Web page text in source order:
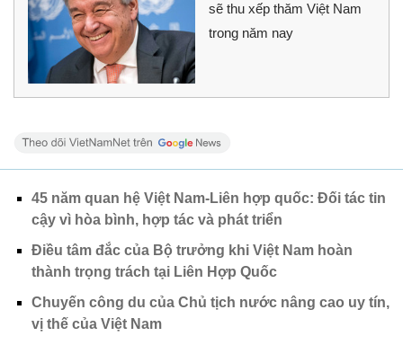
sẽ thu xếp thăm Việt Nam
trong năm nay
45 năm quan hệ Việt Nam-Liên hợp quốc: Đối tác tin
cậy vì hòa bình, hợp tác và phát triển
Điều tâm đắc của Bộ trưởng khi Việt Nam hoàn
thành trọng trách tại Liên Hợp Quốc
Chuyến công du của Chủ tịch nước nâng cao uy tín,
vị thế của Việt Nam